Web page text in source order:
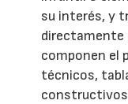
su interés, y
directamente
componen el
técnicos,